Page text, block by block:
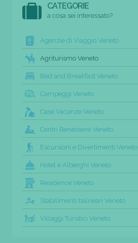
CATEGORIE
a cosa sei interessato?
Agenzie di Viaggio Veneto
Agriturismo Veneto
Bed and Breakfast Veneto
Campeggi Veneto
Case Vacanze Veneto
Centri Benessere Veneto
Escursioni e Divertimenti Veneto
Hotel e Alberghi Veneto
Residence Veneto
Stabilimenti balneari Veneto
Villaggi Turistici Veneto